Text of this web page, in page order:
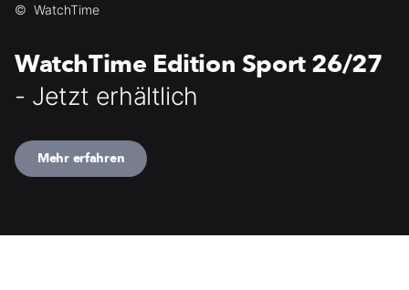
© WatchTime
WatchTime Edition Sport 26/27
- Jetzt erhältlich
Mehr erfahren